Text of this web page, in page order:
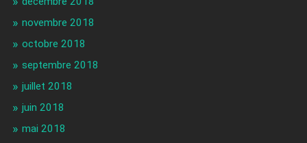
novembre 2018
octobre 2018
septembre 2018
juillet 2018
juin 2018
mai 2018